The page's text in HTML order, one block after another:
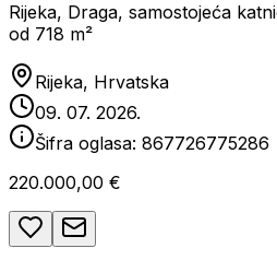
Rijeka, Draga, samostojeća
od 718 m²
Rijeka, Hrvatska
09. 07. 2026.
Šifra oglasa: 867726775286
220.000,00 €